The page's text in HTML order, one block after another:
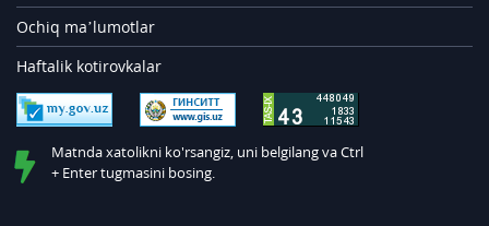
Ochiq ma’lumotlar
Haftalik kotirovkalar
Matnda xatolikni ko'rsangiz, uni belgilang va Ctrl
+ Enter tugmasini bosing.